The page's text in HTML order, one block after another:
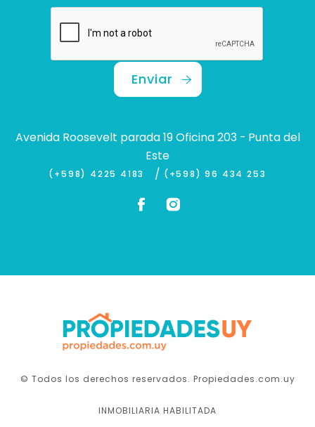
Enviar
Avenida Roosevelt parada 19 Oficina 203 - Punta del
Este
(+598) 4225 4183 / (+598) 96 434 253
© Todos los derechos reservados. Propiedades.com.uy
INMOBILIARIA HABILITADA